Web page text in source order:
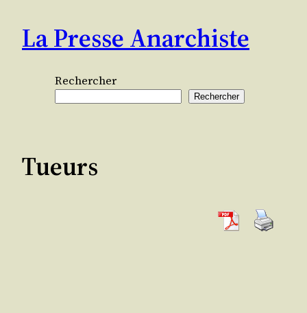
contenu
La Presse Anarchiste
Rechercher
Rechercher
Tueurs